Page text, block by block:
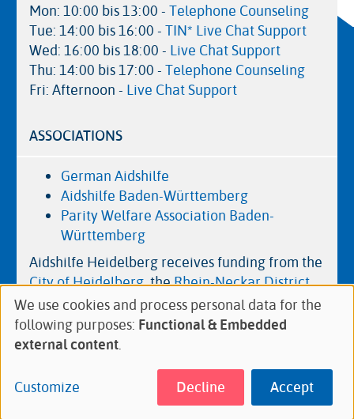
Mon: 10:00 bis 13:00 -Telephone Counseling
Tue: 14:00 bis 16:00 -TIN* Live Chat Support
Wed: 16:00 bis 18:00 - Live Chat Support
Thu: 14:00 bis 17:00 -Telephone Counseling
Fri: Afternoon - Live Chat Support
ASSOCIATIONS
German Aidshilfe
Aidshilfe Baden-Württemberg
Parity Welfare Association Baden-
Württemberg
Aidshilfe Heidelberg receives funding from the
City of Heidelberg, theRhein-Neckar District
and theMinistry of Social Affairs, Health and
Integration of Baden-Württemberg.
menu
Newsletter Contact
Imprint
Privacy policy
Use
of
personal
and
We use cookies and process personal data for the
following purposes: Functional & Embedded
external content.
Customize Decline Accept